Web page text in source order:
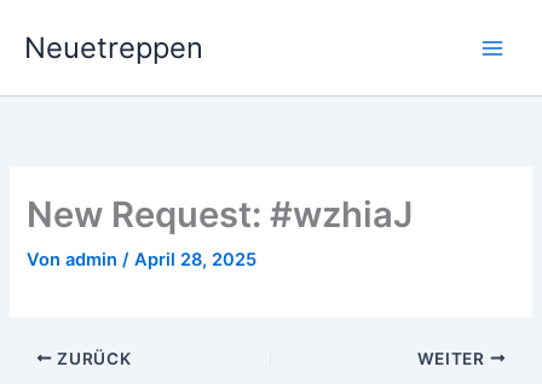
InhaltNeuetreppen
New Request: #wzhiaJ
Vonadmin/April 28, 2025
ZURÜCK WEITER